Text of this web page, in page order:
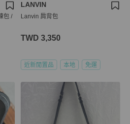
包 /
LANVIN
Lanvin 肩背包
TWD 3,350
近新閒置品 本地 免運